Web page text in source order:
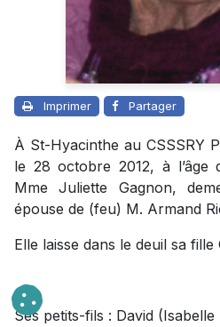
Imprimer Partager
À St-Hyacinthe au CSSSRY
le 28 octobre 2012, à l’âge
Mme Juliette Gagnon,
épouse de (feu) M. Armand
Elle laisse dans le deuil sa
Ses petits-fils : David